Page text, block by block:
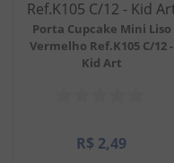
Porta Cupcake Mini Liso
Vermelho Ref.K105 C/12 -
Kid Art
R$ 2,49